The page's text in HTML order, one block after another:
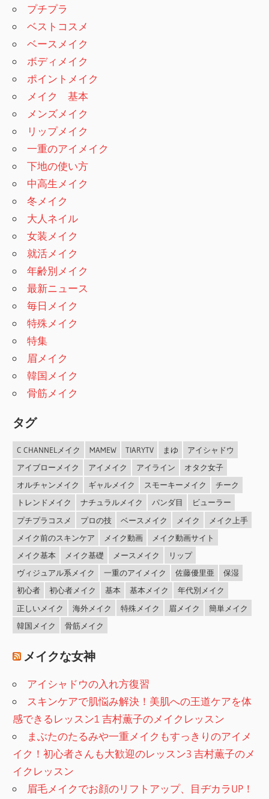
プチプラ
ベストコスメ
ベースメイク
ボディメイク
ポイントメイク
メイク 基本
メンズメイク
リップメイク
一重のアイメイク
下地の使い方
中高生メイク
冬メイク
大人ネイル
女装メイク
就活メイク
年齢別メイク
最新ニュース
毎日メイク
特殊メイク
特集
眉メイク
韓国メイク
骨筋メイク
タグ
C CHANNELメイク MAMEW TIARYTV まゆ
アイシャドウ
アイブローメイク
アイメイク アイライン
オタク女子
オルチャンメイク
ギャルメイク スモーキーメイク
チーク
トレンドメイク
ナチュラルメイク パンダ目
ビューラー
プチプラコスメ
プロの技 ベースメイク メイク
メイク上手
メイク前のスキンケア
メイク動画
メイク動画サイト
メイク基本
メイク基礎 メースメイク
リップ
ヴィジュアル系メイク
一重のアイメイク 佐藤優里亜
保湿
初心者
初心者メイク 基本 基本メイク
年代別メイク
正しいメイク
海外メイク 特殊メイク 眉メイク
簡単メイク
韓国メイク
骨筋メイク
メイクな女神
アイシャドウの入れ方復習
スキンケアで肌悩み解決！美肌への王道ケアを体
感できるレッスン1 吉村薫子のメイクレッスン
まぶたのたるみや一重メイクもすっきりのアイメ
イク！初心者さんも大歓迎のレッスン3 吉村薫子のメ
イクレッスン
眉毛メイクでお顔のリフトアップ、目ヂカラUP！